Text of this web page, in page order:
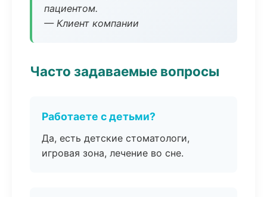
пациентом.
— Клиент компании
Часто задаваемые вопросы
Работаете с детьми?
Да, есть детские стоматологи,
игровая зона, лечение во сне.